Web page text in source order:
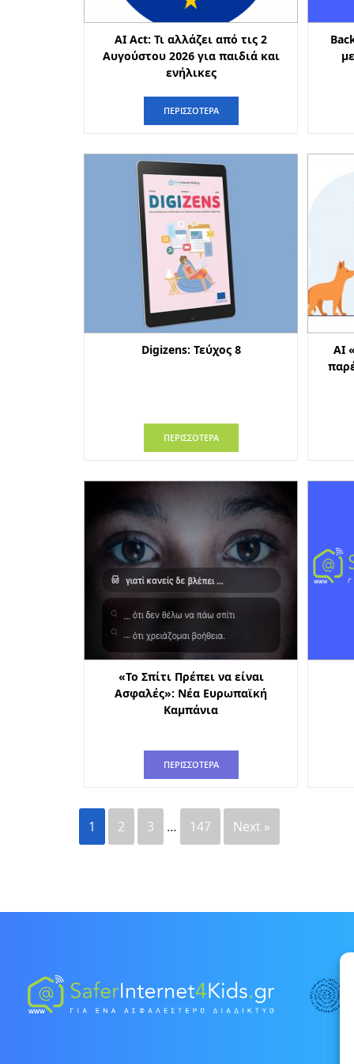
AI Act: Τι αλλάζει από τις 2
Αυγούστου 2026 για παιδιά και
ενήλικες
ΠΕΡΙΣΣΟΤΕΡΑ
Digizens: Τεύχος 8
ΠΕΡΙΣΣΟΤΕΡΑ
AI
«Το Σπίτι Πρέπει να είναι
Ασφαλές»: Νέα Ευρωπαϊκή
Καμπάνια
ΠΕΡΙΣΣΟΤΕΡΑ
1 2 3 … 147 Next »